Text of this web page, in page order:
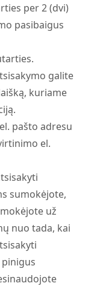
per 2 (dvi)
pasibaigus
galite
kuriame
pašto adresu
el.
sumokėjote,
už
nuo tada, kai